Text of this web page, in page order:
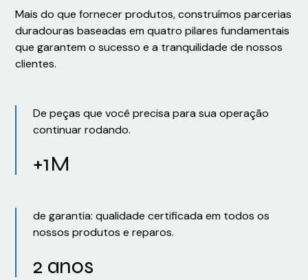
Mais do que fornecer produtos, construímos parcerias
duradouras baseadas em quatro pilares fundamentais
que garantem o sucesso e a tranquilidade de nossos
clientes.
De peças que você precisa para sua operação
continuar rodando.
+1M
de garantia: qualidade certificada em todos os
nossos produtos e reparos.
2 anos